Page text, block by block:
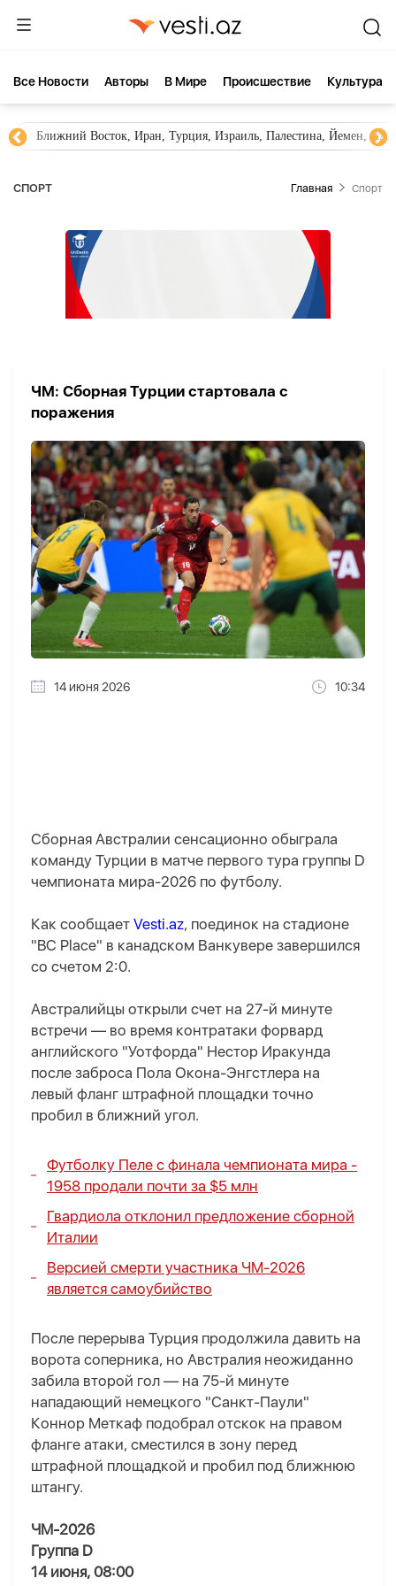
Все Новости Aвторы В Мире Происшествие Культура
Ближний Восток, Иран, Турция, Израиль, Палестина, Йемен,
СПОРТ Главная Спорт
ЧМ: Сборная Турции стартовала с
поражения
14 июня 2026 10:34
Сборная Австралии сенсационно обыграла
команду Турции в матче первого тура группы D
чемпионата мира-2026 по футболу.
Как сообщает Vesti.az, поединок на стадионе
"BC Place" в канадском Ванкувере завершился
со счетом 2:0.
Австралийцы открыли счет на 27-й минуте
встречи — во время контратаки форвард
английского "Уотфорда" Нестор Иракунда
после заброса Пола Окона-Энгстлера на
левый фланг штрафной площадки точно
пробил в ближний угол.
Футболку Пеле с финала чемпионата мира -
1958 продали почти за $5 млн
Гвардиола отклонил предложение сборной
Италии
Версией смерти участника ЧМ-2026
является самоубийство
После перерыва Турция продолжила давить на
ворота соперника, но Австралия неожиданно
забила второй гол — на 75-й минуте
нападающий немецкого "Санкт-Паули"
Коннор Меткаф подобрал отскок на правом
фланге атаки, сместился в зону перед
штрафной площадкой и пробил под ближнюю
штангу.
ЧМ-2026
Группа D
14 июня, 08:00